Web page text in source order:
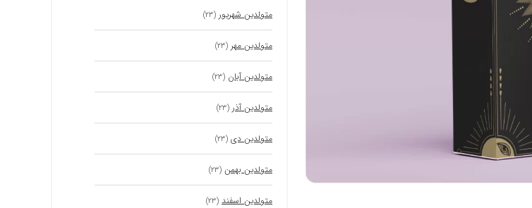
متولدین شهریور (۲۳)
متولدین مهر (۲۳)
متولدین آبان (۲۳)
متولدین آذر (۲۳)
متولدین دی (۲۳)
متولدین بهمن (۲۳)
متولدین اسفند (۲۳)